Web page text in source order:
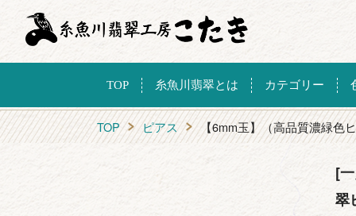
TOP 糸魚川翡翠とは カテゴリー
TOP ピアス 【6mm玉】（高品質濃緑色
[
翠